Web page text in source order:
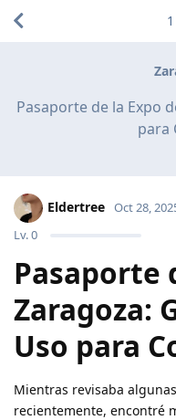
Pasaporte de la Expo
para
1
Eldertree
Lv.0
Oct 28,
Pasaporte
Zaragoza:
Uso para
Mientras revisaba
recientemente, encontré